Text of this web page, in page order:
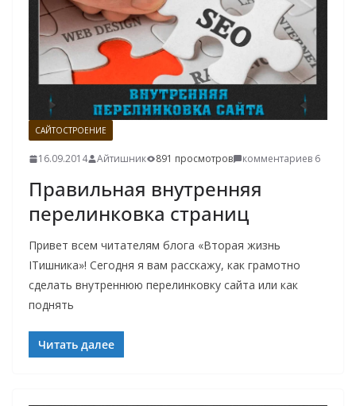
САЙТОСТРОЕНИЕ
16.09.2014 Айтишник 891 просмотров комментариев 6
Правильная внутренняя
перелинковка страниц
Привет всем читателям блога «Вторая жизнь
ITишника»! Сегодня я вам расскажу, как грамотно
сделать внутреннюю перелинковку сайта или как
поднять
Читать далее